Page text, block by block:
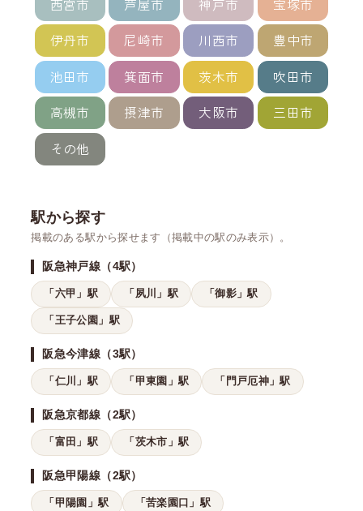
西宮市
芦屋市 神戸市
宝塚市
伊丹市
尼崎市 川西市
豊中市
池田市
箕面市 茨木市
吹田市
高槻市
摂津市 大阪市
三田市
その他
駅から探す
掲載のある駅から探せます（掲載中の駅のみ表示）。
阪急神戸線（4駅）
「六甲」駅 「夙川」駅 「御影」駅
「王子公園」駅
阪急今津線（3駅）
「仁川」駅 「甲東園」駅 「門戸厄神」駅
阪急京都線（2駅）
「富田」駅 「茨木市」駅
阪急甲陽線（2駅）
「甲陽園」駅 「苦楽園口」駅